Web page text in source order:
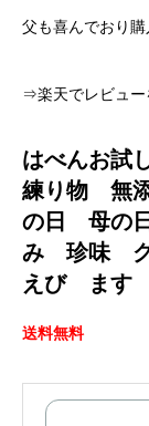
父も喜んでおり購
⇒楽天でレビュー
はべんお
練り物 無
の日 母の
み 珍味
えび ます
送料無料